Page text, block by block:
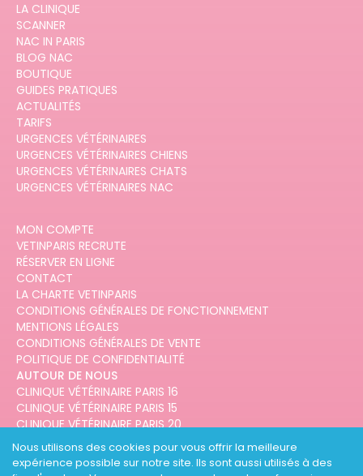
Nous utilisons des cookies pour vous offrir la meilleure
expérience possible sur notre site. Ils sont aussi utilisés à des
LA CLINIQUE
SCANNER
NAC IN PARIS
BLOG NAC
BOUTIQUE
GUIDES PRATIQUES
ACTUALITÉS
TARIFS
URGENCES VÉTÉRINAIRES
URGENCES VÉTÉRINAIRES CHIENS
URGENCES VÉTÉRINAIRES CHATS
URGENCES VÉTÉRINAIRES NAC
MON COMPTE
VETINPARIS RECRUTE
RÉSERVER EN LIGNE
CONTACT
LA CHARTE VETINPARIS
CONDITIONS GÉNÉRALES DE FONCTIONNEMENT
MENTIONS LÉGALES
CONDITIONS GÉNÉRALES DE VENTE
POLITIQUE DE CONFIDENTIALITÉ
AUTOUR DE NOUS
CLINIQUE VÉTÉRINAIRE PARIS 16
CLINIQUE VÉTÉRINAIRE PARIS 15
CLINIQUE VÉTÉRINAIRE PARIS 20
CLINIQUE VÉTÉRINAIRE PARIS 12
CLINIQUE VÉTÉRINAIRE PARIS 10